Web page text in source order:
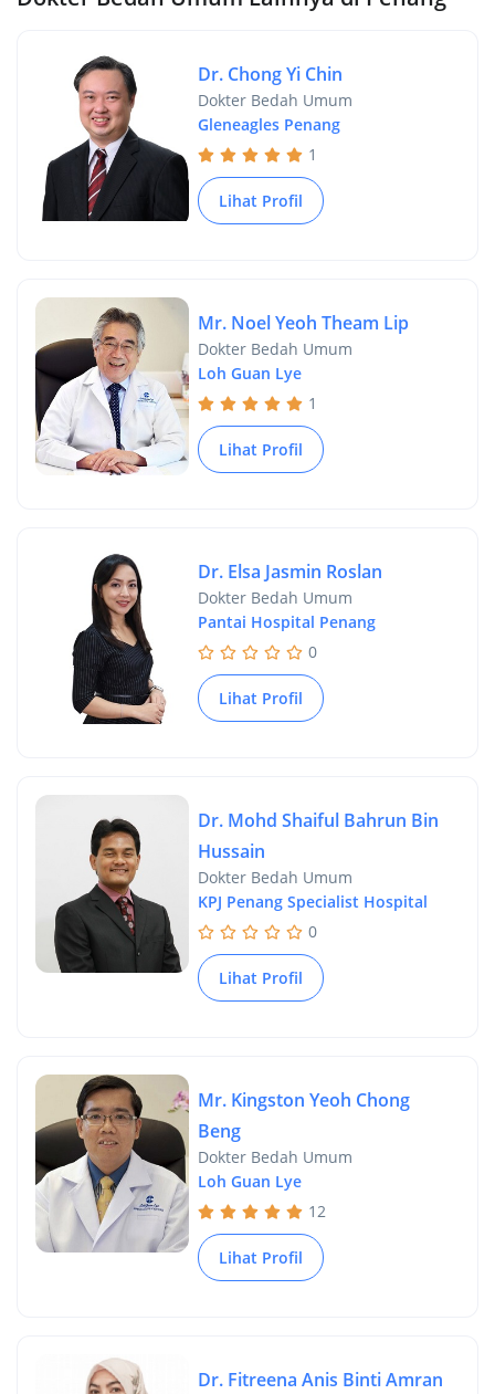
Dr. Chong Yi Chin
Dokter Bedah Umum
Gleneagles Penang
1
Lihat Profil
Mr. Noel Yeoh Theam Lip
Dokter Bedah Umum
Loh Guan Lye
1
Lihat Profil
Dr. Elsa Jasmin Roslan
Dokter Bedah Umum
Pantai Hospital Penang
0
Lihat Profil
Dr. Mohd Shaiful Bahrun Bin
Hussain
Dokter Bedah Umum
KPJ Penang Specialist Hospital
0
Lihat Profil
Mr. Kingston Yeoh Chong
Beng
Dokter Bedah Umum
Loh Guan Lye
12
Lihat Profil
Dr. Fitreena Anis Binti Amran